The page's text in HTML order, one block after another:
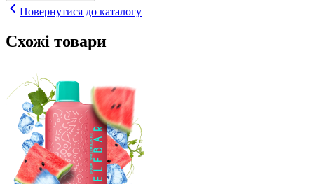
Повернутися до каталогу
Схожі товари